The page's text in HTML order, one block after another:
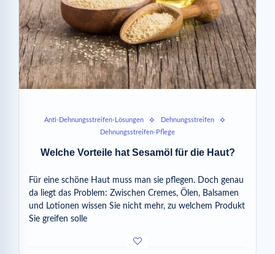
Anti-Dehnungsstreifen-Lösungen
Dehnungsstreifen
Dehnungsstreifen-Pflege
Welche Vorteile hat Sesamöl für die Haut?
Für eine schöne Haut muss man sie pflegen. Doch genau
da liegt das Problem: Zwischen Cremes, Ölen, Balsamen
und Lotionen wissen Sie nicht mehr, zu welchem Produkt
Sie greifen solle